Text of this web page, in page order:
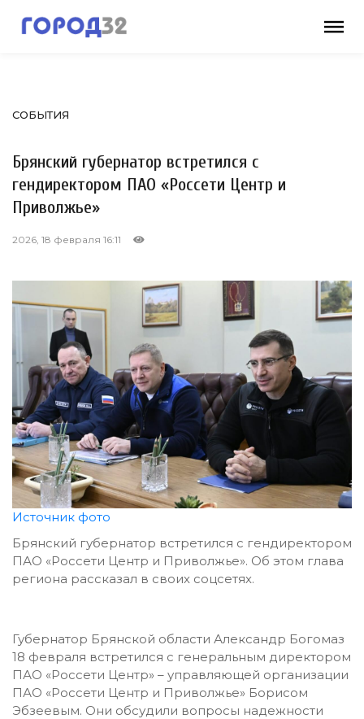
СОБЫТИЯ
Брянский губернатор встретился с
гендиректором ПАО «Россети Центр и
Приволжье»
2026, 18 февраля 16:11
Источник фото
Брянский губернатор встретился с гендиректором
ПАО «Россети Центр и Приволжье». Об этом глава
региона рассказал в своих соцсетях.
Губернатор Брянской области Александр Богомаз
18 февраля встретился с генеральным директором
ПАО «Россети Центр» – управляющей организации
ПАО «Россети Центр и Приволжье» Борисом
Эбзеевым. Они обсудили вопросы надежности